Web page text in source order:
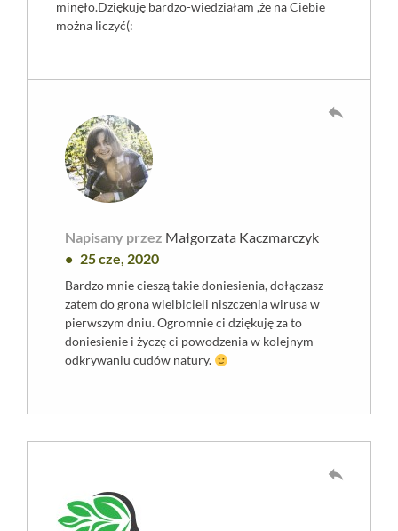
minęło.Dziękuję bardzo-wiedziałam ,że na Ciebie
można liczyć(:
Napisany przez Małgorzata Kaczmarczyk
25 cze, 2020
Bardzo mnie cieszą takie doniesienia, dołączasz
zatem do grona wielbicieli niszczenia wirusa w
pierwszym dniu. Ogromnie ci dziękuję za to
doniesienie i życzę ci powodzenia w kolejnym
odkrywaniu cudów natury.
reply
reply